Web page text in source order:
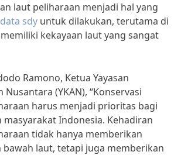
laut peliharaan menjadi hal yang
data sdy untuk dilakukan, terutama di
kekayaan laut yang sangat
Ramono, Ketua Yayasan
Nusantara (YKAN), “Konservasi
harus menjadi prioritas bagi
Indonesia. Kehadiran
tidak hanya memberikan
bawah laut, tetapi juga memberikan